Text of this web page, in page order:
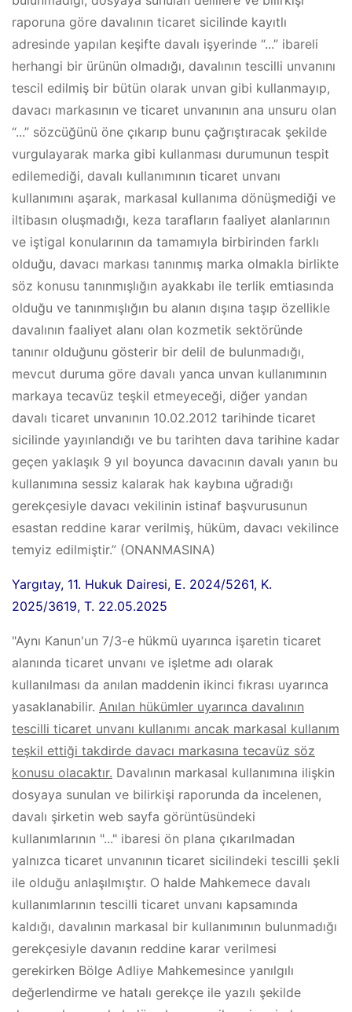
raporuna göre davalının ticaret sicilinde kayıtlı
adresinde yapılan keşifte davalı işyerinde “...” ibareli
herhangi bir ürünün olmadığı, davalının tescilli unvanını
tescil edilmiş bir bütün olarak unvan gibi kullanmayıp,
davacı markasının ve ticaret unvanının ana unsuru olan
“...” sözcüğünü öne çıkarıp bunu çağrıştıracak şekilde
vurgulayarak marka gibi kullanması durumunun tespit
edilemediği, davalı kullanımının ticaret unvanı
kullanımını aşarak, markasal kullanıma dönüşmediği ve
iltibasın oluşmadığı, keza tarafların faaliyet alanlarının
ve iştigal konularının da tamamıyla birbirinden farklı
olduğu, davacı markası tanınmış marka olmakla birlikte
söz konusu tanınmışlığın ayakkabı ile terlik emtiasında
olduğu ve tanınmışlığın bu alanın dışına taşıp özellikle
davalının faaliyet alanı olan kozmetik sektöründe
tanınır olduğunu gösterir bir delil de bulunmadığı,
mevcut duruma göre davalı yanca unvan kullanımının
markaya tecavüz teşkil etmeyeceği, diğer yandan
davalı ticaret unvanının 10.02.2012 tarihinde ticaret
sicilinde yayınlandığı ve bu tarihten dava tarihine kadar
geçen yaklaşık 9 yıl boyunca davacının davalı yanın bu
kullanımına sessiz kalarak hak kaybına uğradığı
gerekçesiyle davacı vekilinin istinaf başvurusunun
esastan reddine karar verilmiş, hüküm, davacı vekilince
temyiz edilmiştir.” (ONANMASINA)
Yargıtay, 11. Hukuk Dairesi, E. 2024/5261, K.
2025/3619, T. 22.05.2025
"Aynı Kanun'un 7/3-e hükmü uyarınca işaretin ticaret
alanında ticaret unvanı ve işletme adı olarak
kullanılması da anılan maddenin ikinci fıkrası uyarınca
yasaklanabilir. Anılan hükümler uyarınca davalının
tescilli ticaret unvanı kullanımı ancak markasal kullanım
teşkil ettiği takdirde davacı markasına tecavüz söz
konusu olacaktır. Davalının markasal kullanımına ilişkin
dosyaya sunulan ve bilirkişi raporunda da incelenen,
davalı şirketin web sayfa görüntüsündeki
kullanımlarının "..." ibaresi ön plana çıkarılmadan
yalnızca ticaret unvanının ticaret sicilindeki tescilli şekli
ile olduğu anlaşılmıştır. O halde Mahkemece davalı
kullanımlarının tescilli ticaret unvanı kapsamında
kaldığı, davalının markasal bir kullanımının bulunmadığı
gerekçesiyle davanın reddine karar verilmesi
gerekirken Bölge Adliye Mahkemesince yanılgılı
değerlendirme ve hatalı gerekçe ile yazılı şekilde